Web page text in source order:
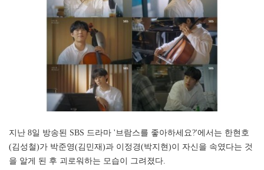
지난 8일 방송된 SBS 드라마 '브람스를 좋아하세요?'에서는 한현호
(김성철)가 박준영(김민재)과 이정경(박지현)이 자신을 속였다는 것
을 알게 된 후 괴로워하는 모습이 그려졌다.